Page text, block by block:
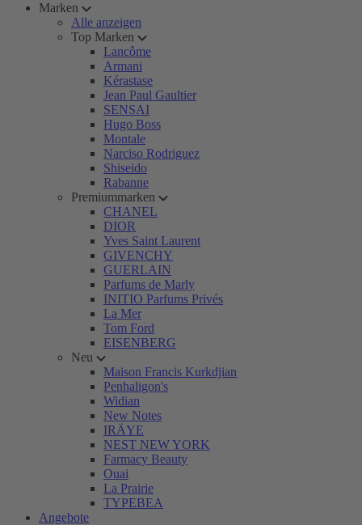
Marken
Alle anzeigen
Top Marken
Lancôme
Armani
Kérastase
Jean Paul Gaultier
SENSAI
Hugo Boss
Montale
Narciso Rodriguez
Shiseido
Rabanne
Premiummarken
CHANEL
DIOR
Yves Saint Laurent
GIVENCHY
GUERLAIN
Parfums de Marly
INITIO Parfums Privés
La Mer
Tom Ford
EISENBERG
Neu
Maison Francis Kurkdjian
Penhaligon's
Widian
New Notes
IRÄYE
NEST NEW YORK
Farmacy Beauty
Ouai
La Prairie
TYPEBEA
Angebote